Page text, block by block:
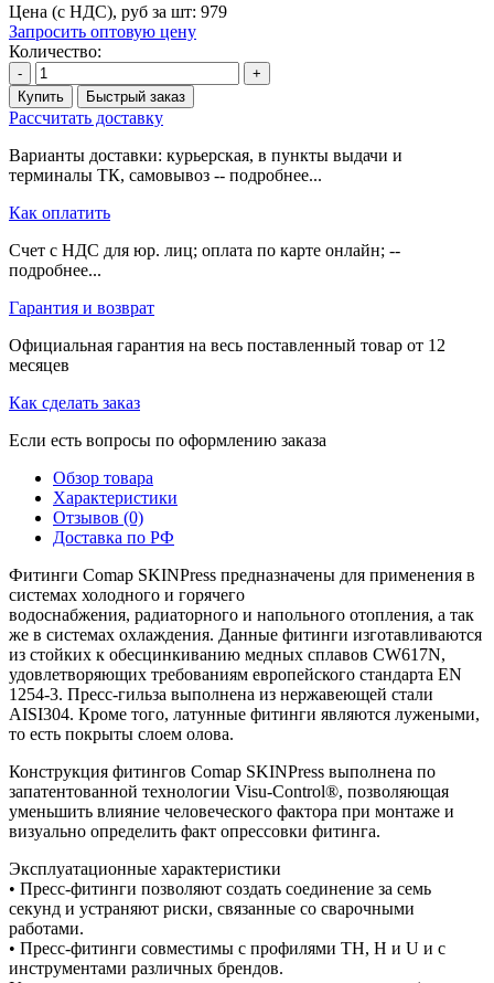
Цена (с НДС), руб за шт: 979
Запросить оптовую цену
Количество:
-
+
Купить
Быстрый заказ
Рассчитать доставку
Варианты доставки: курьерская, в пункты выдачи и
терминалы ТК, самовывоз -- подробнее...
Как оплатить
Счет с НДС для юр. лиц; оплата по карте онлайн; --
подробнее...
Гарантия и возврат
Официальная гарантия на весь поставленный товар от 12
месяцев
Как сделать заказ
Если есть вопросы по оформлению заказа
Обзор товара
Характеристики
Отзывов (0)
Доставка по РФ
Фитинги Comap SKINPress предназначены для применения в
системах холодного и горячего
водоснабжения, радиаторного и напольного отопления, а так
же в системах охлаждения. Данные фитинги изготавливаются
из стойких к обесцинкиванию медных сплавов CW617N,
удовлетворяющих требованиям европейского стандарта EN
1254-3. Пресс-гильза выполнена из нержавеющей стали
AISI304. Кроме того, латунные фитинги являются лужеными,
то есть покрыты слоем олова.
Конструкция фитингов Comap SKINPress выполнена по
запатентованной технологии Visu-Control®, позволяющая
уменьшить влияние человеческого фактора при монтаже и
визуально определить факт опрессовки фитинга.
Эксплуатационные характеристики
• Пресс-фитинги позволяют создать соединение за семь
секунд и устраняют риски, связанные со сварочными
работами.
• Пресс-фитинги совместимы с профилями TH, H и U и с
инструментами различных брендов.